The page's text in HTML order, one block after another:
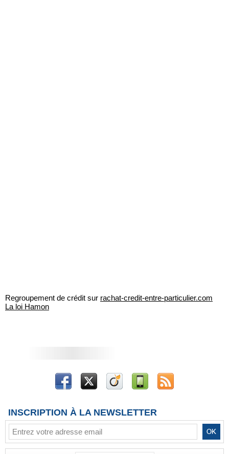
Regroupement de crédit sur rachat-credit-entre-particulier.com
La loi Hamon
INSCRIPTION À LA NEWSLETTER